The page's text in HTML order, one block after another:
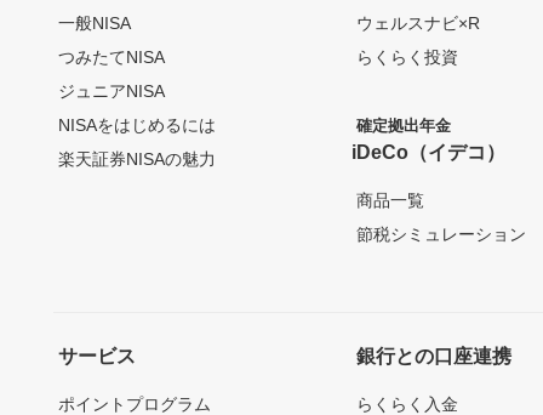
一般NISA
つみたてNISA
ジュニアNISA
NISAをはじめるには
楽天証券NISAの魅力
ウェルスナビ×R
らくらく投資
確定拠出年金
iDeCo（イデコ）
商品一覧
節税シミュレーション
サービス
ポイントプログラム
銀行との口座連携
らくらく入金